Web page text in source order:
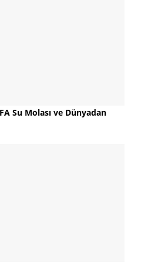
Su Molası ve Dünyadan